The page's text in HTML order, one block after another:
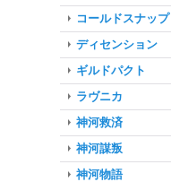
コールドスナップ
ディセンション
ギルドパクト
ラヴニカ
神河救済
神河謀叛
神河物語